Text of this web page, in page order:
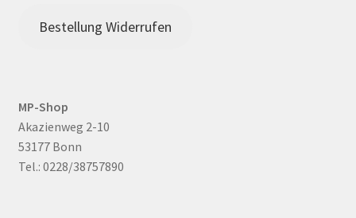
Bestellung Widerrufen
MP-Shop
Akazienweg 2-10
53177 Bonn
Tel.: 0228/38757890